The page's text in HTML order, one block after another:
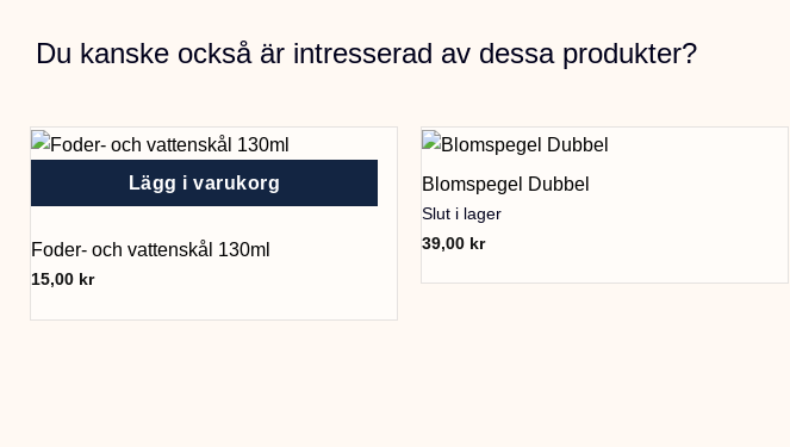
Du kanske också är intresserad av dessa produkter?
Lägg i varukorg
Foder- och vattenskål 130ml
15,00 kr
Blomspegel Dubbel
Slut i lager
39,00 kr